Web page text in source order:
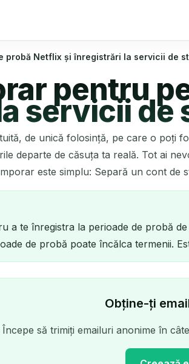
probă Netflix și înregistrări la servicii de
pentru
servicii de
de unică folosință, pe care o poți
departe de căsuța ta reală. Tot ai
este simplu: Separă un cont
a te înregistra la perioade de probă
de probă poate încălca termenii.
Obține-ți
Începe să trimiți emailuri anonime în